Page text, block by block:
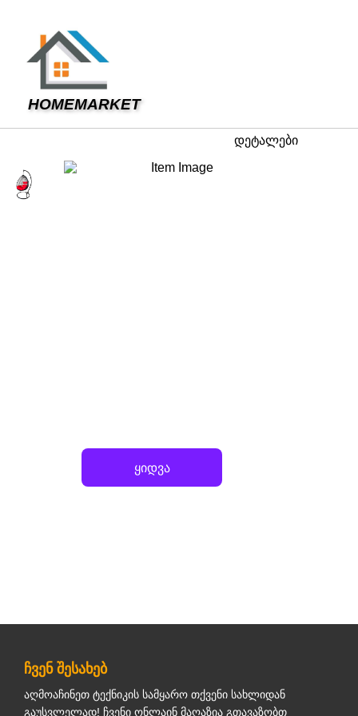
HOMEMARKET
დეტალები
ყიდვა
ჩვენ შესახებ
აღმოაჩინეთ ტექნიკის სამყარო თქვენი სახლიდან
გაუსვლელად! ჩვენი ონლაინ მაღაზია გთავაზობთ